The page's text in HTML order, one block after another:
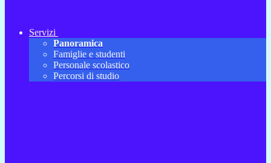
Servizi
Panoramica
Famiglie e studenti
Personale scolastico
Percorsi di studio